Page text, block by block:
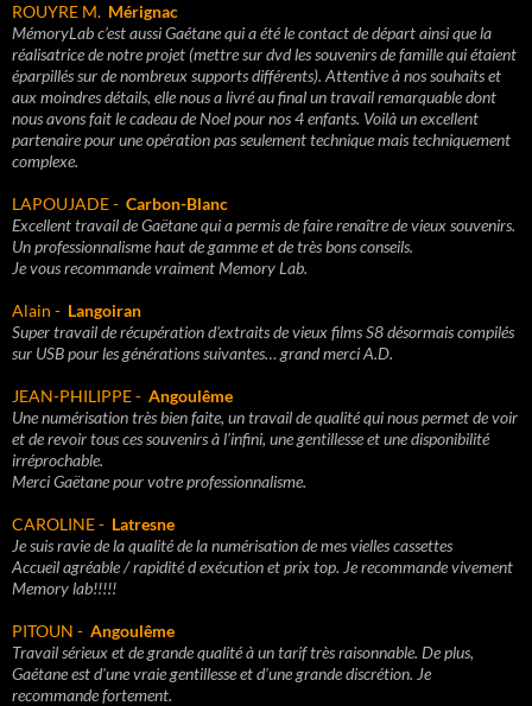
ROUYRE M. Mérignac
MémoryLab c’est aussi Gaétane qui a été le contact de départ ainsi que la
réalisatrice de notre projet (mettre sur dvd les souvenirs de famille qui étaient
éparpillés sur de nombreux supports différents). Attentive à nos souhaits et
aux moindres détails, elle nous a livré au final un travail remarquable dont
nous avons fait le cadeau de Noel pour nos 4 enfants. Voilà un excellent
partenaire pour une opération pas seulement technique mais techniquement
complexe.
LAPOUJADE - Carbon-Blanc
Excellent travail de Gaëtane qui a permis de faire renaître de vieux souvenirs.
Un professionnalisme haut de gamme et de très bons conseils.
Je vous recommande vraiment Memory Lab.
Alain - Langoiran
Super travail de récupération d'extraits de vieux films S8 désormais compilés
sur USB pour les générations suivantes… grand merci A.D.
JEAN-PHILIPPE - Angoulême
Une numérisation très bien faite, un travail de qualité qui nous permet de voir
et de revoir tous ces souvenirs à l'infini, une gentillesse et une disponibilité
irréprochable.
Merci Gaëtane pour votre professionnalisme.
CAROLINE - Latresne
Je suis ravie de la qualité de la numérisation de mes vielles cassettes
Accueil agréable / rapidité d exécution et prix top. Je recommande vivement
Memory lab!!!!!
PITOUN - Angoulême
Travail sérieux et de grande qualité à un tarif très raisonnable. De plus,
Gaétane est d'une vraie gentillesse et d'une grande discrétion. Je
recommande fortement.